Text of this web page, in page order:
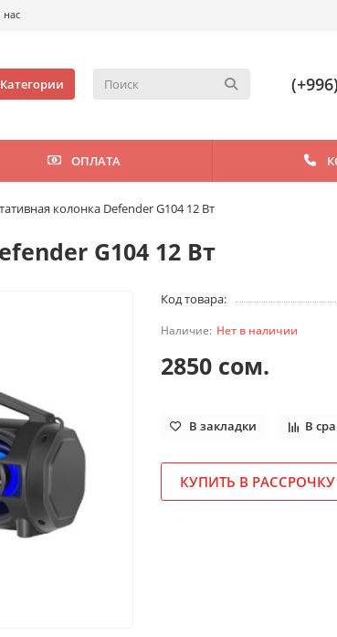
Категории
ОПЛАТА
колонка Defender G104 12 Bт
G104 12 Bт
Код товара:
Нет в наличии
2850 сом.
В закладки В
КУПИТЬ В РАССРОЧКУ